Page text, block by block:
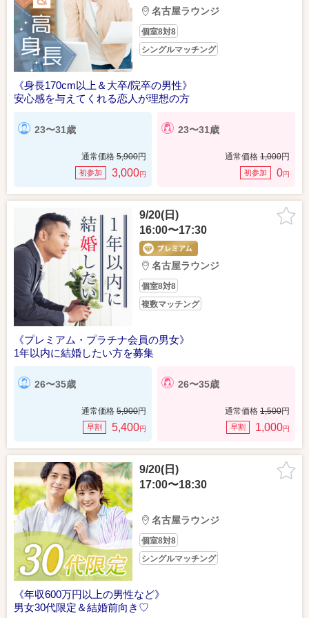
名古屋ラウンジ
個室8対8
シングルマッチング
《身長170cm以上＆大卒/院卒の男性》
安心感を与えてくれる恋人が理想の方
23〜31歳
通常価格 5,900円
初参加 3,000円
23〜31歳
通常価格 1,000円
初参加 0円
9/20(日)
16:00〜17:30
名古屋ラウンジ
個室8対8
複数マッチング
《プレミアム・プラチナ会員の男女》
1年以内に結婚したい方を募集
26〜35歳
通常価格 5,900円
早割 5,400円
26〜35歳
通常価格 1,500円
早割 1,000円
9/20(日)
17:00〜18:30
名古屋ラウンジ
個室8対8
シングルマッチング
《年収600万円以上の男性など》
男女30代限定＆結婚前向き♡